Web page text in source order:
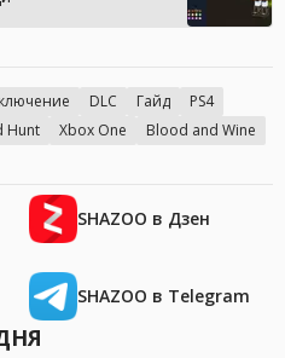
DLC Гайд
PS4
Hunt Xbox One Blood and Wine
SHAZOO в Дзен
SHAZOO в Telegram